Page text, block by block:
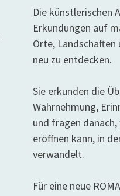
Die künstlerischen
Erkundungen auf
Orte,
neu zu entdecken.
Sie erkunden die
Wahrnehmung,
und fragen
eröffnen kann, in
verwandelt.
Für eine neue